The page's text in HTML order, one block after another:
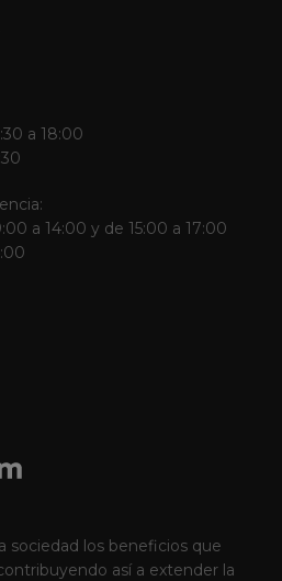
a 18:00
a 14:00 y de 15:00 a 17:00
sociedad los beneficios que
así a extender la